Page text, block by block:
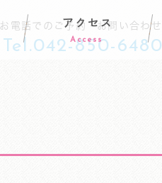
お電話でのご予約・お問い合わせ
Tel.042-850-6480
アクセス
Access